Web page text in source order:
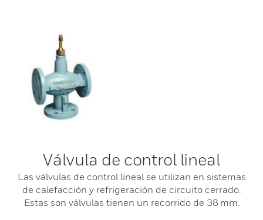
Válvula de control lineal
Las válvulas de control lineal se utilizan en sistemas
de calefacción y refrigeración de circuito cerrado.
Estas son válvulas tienen un recorrido de 38 mm.